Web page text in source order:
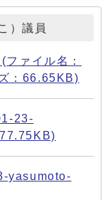
）議員
ァイル名：
：66.65KB)
23-
yasumoto-